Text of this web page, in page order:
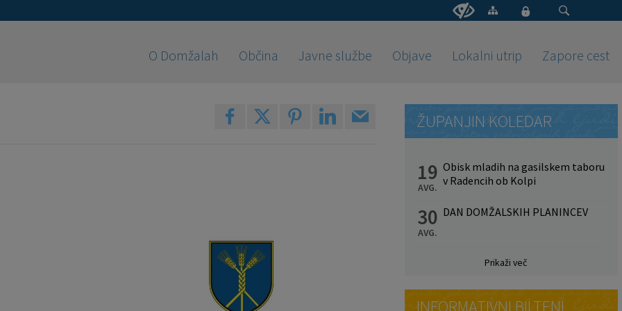
O Domžalah Občina Javne službe Objave Lokalni utrip Zapore cest
ŽUPANJIN KOLEDAR
19
AVG.
Obisk mladih na gasilskem taboru
v Radencih ob Kolpi
30
AVG.
DAN DOMŽALSKIH PLANINCEV
Prikaži več
INFORMATIVNI BILTENI